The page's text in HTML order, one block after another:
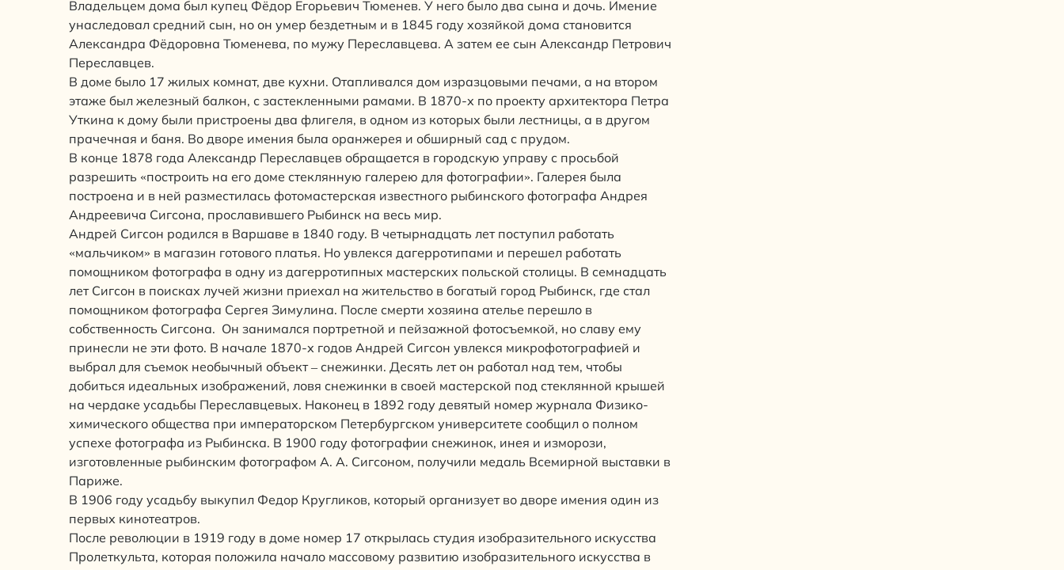
Владельцем дома был купец Фёдор Егорьевич Тюменев. У него было два сына и дочь. Имение
унаследовал средний сын, но он умер бездетным и в 1845 году хозяйкой дома становится
Александра Фёдоровна Тюменева, по мужу Переславцева. А затем ее сын Александр Петрович
Переславцев.
В доме было 17 жилых комнат, две кухни. Отапливался дом изразцовыми печами, а на втором
этаже был железный балкон, с застекленными рамами. В 1870-х по проекту архитектора Петра
Уткина к дому были пристроены два флигеля, в одном из которых были лестницы, а в другом
прачечная и баня. Во дворе имения была оранжерея и обширный сад с прудом.
В конце 1878 года Александр Переславцев обращается в городскую управу с просьбой
разрешить «построить на его доме стеклянную галерею для фотографии». Галерея была
построена и в ней разместилась фотомастерская известного рыбинского фотографа Андрея
Андреевича Сигсона, прославившего Рыбинск на весь мир.
Андрей Сигсон родился в Варшаве в 1840 году. В четырнадцать лет поступил работать
«мальчиком» в магазин готового платья. Но увлекся дагерротипами и перешел работать
помощником фотографа в одну из дагерротипных мастерских польской столицы. В семнадцать
лет Сигсон в поисках лучей жизни приехал на жительство в богатый город Рыбинск, где стал
помощником фотографа Сергея Зимулина. После смерти хозяина ателье перешло в
собственность Сигсона. Он занимался портретной и пейзажной фотосъемкой, но славу ему
принесли не эти фото. В начале 1870-х годов Андрей Сигсон увлекся микрофотографией и
выбрал для съемок необычный объект – снежинки. Десять лет он работал над тем, чтобы
добиться идеальных изображений, ловя снежинки в своей мастерской под стеклянной крышей
на чердаке усадьбы Переславцевых. Наконец в 1892 году девятый номер журнала Физико-
химического общества при императорском Петербургском университете сообщил о полном
успехе фотографа из Рыбинска. В 1900 году фотографии снежинок, инея и изморози,
изготовленные рыбинским фотографом А. А. Сигсоном, получили медаль Всемирной выставки в
Париже.
В 1906 году усадьбу выкупил Федор Кругликов, который организует во дворе имения один из
первых кинотеатров.
После революции в 1919 году в доме номер 17 открылась студия изобразительного искусства
Пролеткульта, которая положила начало массовому развитию изобразительного искусства в